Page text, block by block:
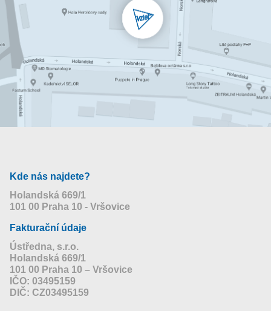
Kde nás najdete?
Holandská 669/1
101 00 Praha 10 - Vršovice
Fakturační údaje
Ústředna, s.r.o.
Holandská 669/1
101 00 Praha 10 – Vršovice
IČO: 03495159
DIČ: CZ03495159